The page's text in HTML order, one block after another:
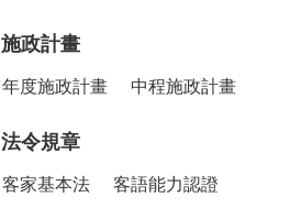
施政計畫
年度施政計畫 中程施政計畫
法令規章
客家基本法 客語能力認證